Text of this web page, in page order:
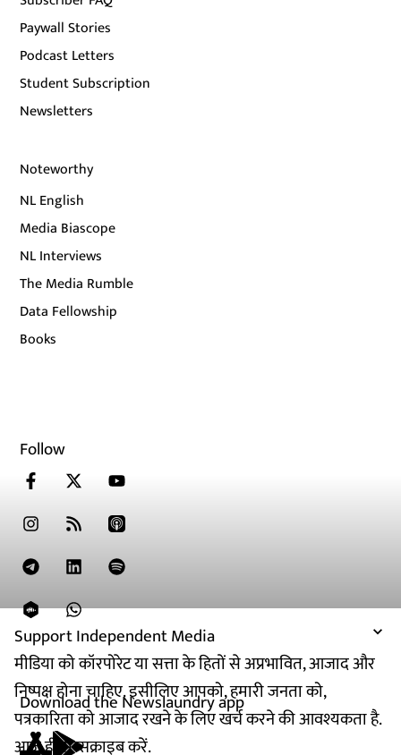
Support Independent Media
मीडिया को कॉरपोरेट या सत्ता के हितों से अप्रभावित, आजाद और
निष्पक्ष होना चाहिए. इसीलिए आपको, हमारी जनता को,
पत्रकारिता को आजाद रखने के लिए खर्च करने की आवश्यकता है.
आज ही सब्सक्राइब करें.
Paywall Stories
Podcast Letters
Student Subscription
Newsletters
Noteworthy
NL English
Media Biascope
NL Interviews
The Media Rumble
Data Fellowship
Books
Follow
Download the Newslaundry app